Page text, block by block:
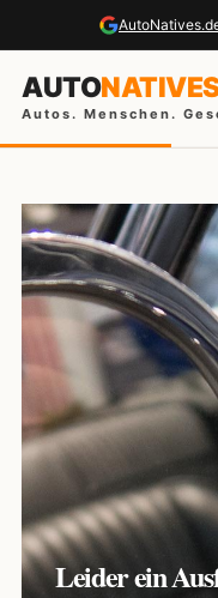
AUTO
Autos. Menschen.
Leider ein